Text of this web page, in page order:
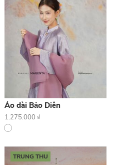
Áo dài Bảo Diên
1.275.000 ₫
TRUNG THU